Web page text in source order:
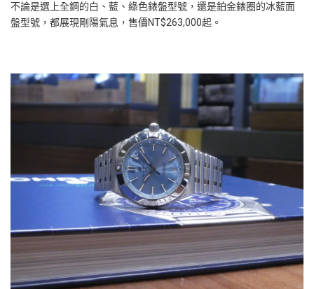
不論是選上全鋼的白、藍、綠色錶盤型號，還是鉑金錶圈的冰藍面
盤型號，都展現剛陽氣息，售價NT$263,000起。